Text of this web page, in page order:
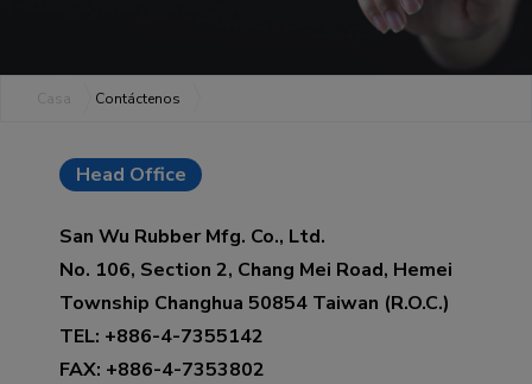
Casa Contáctenos
Head Office
San Wu Rubber Mfg. Co., Ltd.
No. 106, Section 2, Chang Mei Road, Hemei
Township Changhua 50854 Taiwan (R.O.C.)
TEL: +886-4-7355142
FAX: +886-4-7353802